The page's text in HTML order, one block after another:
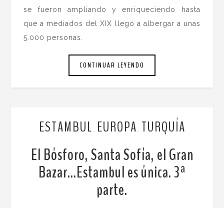
se fueron ampliando y enriqueciendo hasta
que a mediados del XIX llegó a albergar a unas
5.000 personas.
CONTINUAR LEYENDO
ESTAMBUL EUROPA TURQUÍA
El Bósforo, Santa Sofía, el Gran
Bazar…Estambul es única. 3ª
parte.